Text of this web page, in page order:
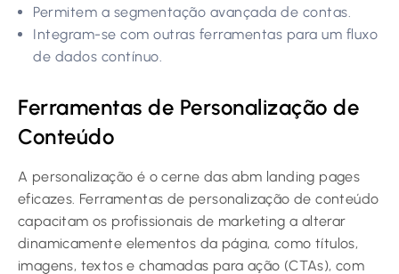
Permitem a segmentação avançada de contas.
Integram-se com outras ferramentas para um fluxo
de dados contínuo.
Ferramentas de Personalização de
Conteúdo
A personalização é o cerne das abm landing pages
eficazes. Ferramentas de personalização de conteúdo
capacitam os profissionais de marketing a alterar
dinamicamente elementos da página, como títulos,
imagens, textos e chamadas para ação (CTAs), com